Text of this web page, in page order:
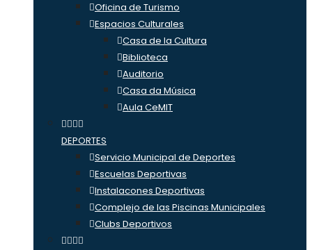
Oficina de Turismo
Espacios Culturales
Casa de la Cultura
Biblioteca
Auditorio
Casa da Música
Aula CeMIT
DEPORTES
Servicio Municipal de Deportes
Escuelas Deportivas
Instalacones Deportivas
Complejo de las Piscinas Municipales
Clubs Deportivos